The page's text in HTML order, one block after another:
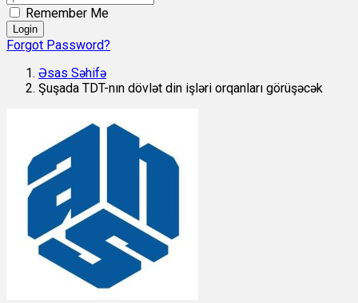
Remember Me
Login
Forgot Password?
Əsas Səhifə
Şuşada TDT-nın dövlət din işləri orqanları görüşəcək